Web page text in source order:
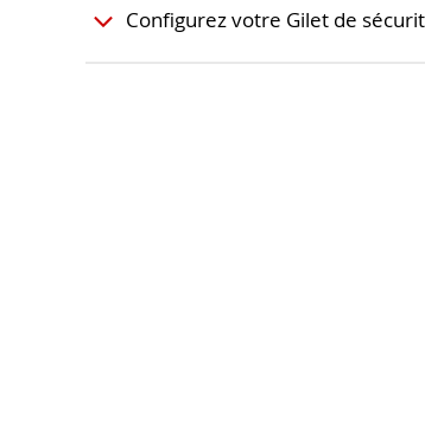
Configurez votre Gilet de